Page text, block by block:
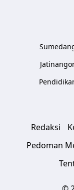
Redaksi
Pedoman